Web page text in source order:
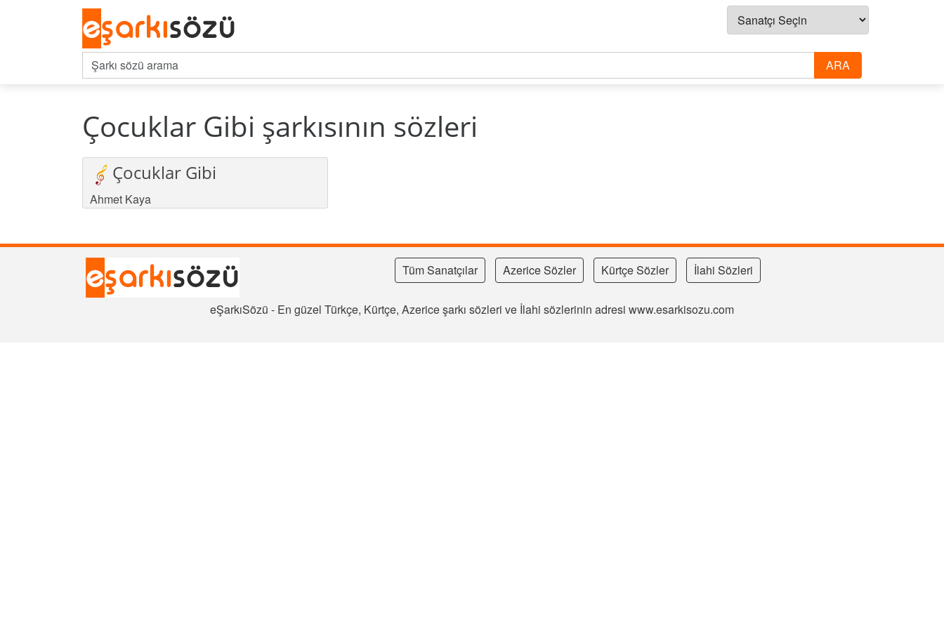
Çocuklar Gibi şarkısının sözleri
Çocuklar Gibi
Ahmet Kaya
Tüm Sanatçılar Azerice Sözler Kürtçe Sözler İlahi Sözleri
eŞarkıSözü - En güzel Türkçe, Kürtçe, Azerice şarkı sözleri ve İlahi sözlerinin adresi www.esarkisozu.com